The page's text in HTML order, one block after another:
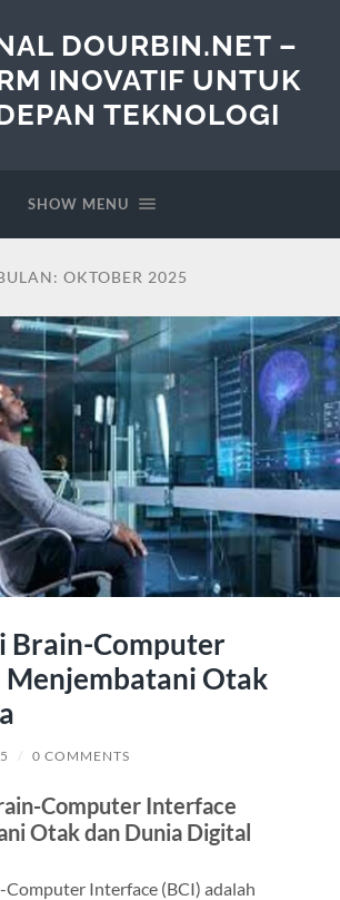
DOURBIN.NET –
INOVATIF UNTUK
TEKNOLOGI
SHOW MENU
OKTOBER 2025
Brain-Computer
Otak
/ 0 COMMENTS
Computer Interface
Otak dan Dunia Digital
Computer Interface (BCI) adalah